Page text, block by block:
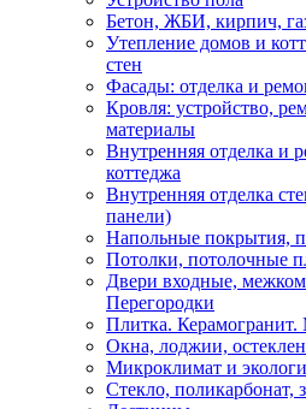
Бетон, ЖБИ, кирпич,
Утепление домов и
стен
Фасады: отделка и
Кровля: устройство,
материалы
Внутренняя отделка и
коттеджа
Внутренняя отделка
панели)
Напольные покрытия,
Потолки, потолочные
Двери входные,
Перегородки
Плитка. Керамогранит.
Окна, лоджии,
Микроклимат и
Стекло, поликарбонат,